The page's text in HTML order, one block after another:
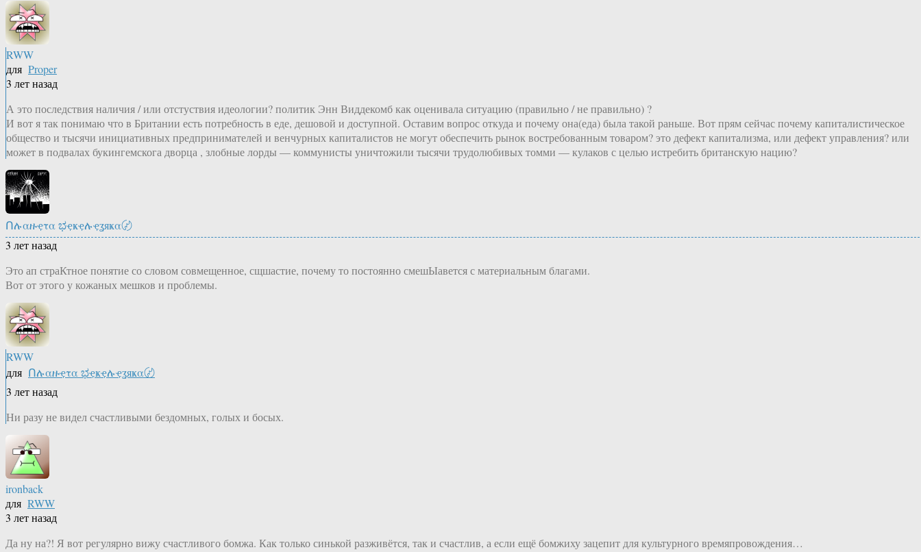
RWW
для Proper
3 лет назад
А это последствия наличия / или отстуствия идеологии? политик Энн Виддекомб как оценивала ситуацию (правильно / не правильно) ?
И вот я так понимаю что в Британии есть потребность в еде, дешовой и доступной. Оставим вопрос откуда и почему она(еда) была такой раньше. Вот прям сейчас почему капиталистическое
общество и тысячи инициативных предпринимателей и венчурных капиталистов не могут обеспечить рынок востребованным товаром? это дефект капитализма, или дефект управления? или
может в подвалах букингемскога дворца , злобные лорды — коммунисты уничтожили тысячи трудолюбивых томми — кулаков с целью истребить британскую нацию?
Ոሉαዙҿτα ಭҿҝҿሉҿʓяҝα〄
3 лет назад
Это ап страКтное понятие со словом совмещенное, сщшастие, почему то постоянно смешЫавется с материальным благами.
Вот от этого у кожаных мешков и проблемы.
RWW
для Ոሉαዙҿτα ಭҿҝҿሉҿʓяҝα〄
3 лет назад
Ни разу не видел счастливыми бездомных, голых и босых.
ironback
для RWW
3 лет назад
Да ну на?! Я вот регулярно вижу счастливого бомжа. Как только синькой разживётся, так и счастлив, а если ещё бомжиху зацепит для культурного времяпровождения…